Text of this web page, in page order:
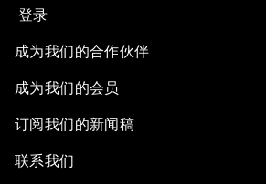
登录
成为我们的合作伙伴
成为我们的会员
订阅我们的新闻稿
联系我们